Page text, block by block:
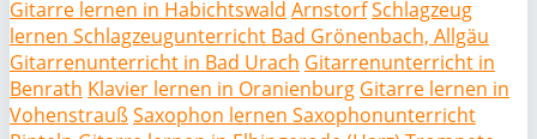
Gitarre lernen in Habichtswald ArnstorfSchlagzeug
lernen Schlagzeugunterricht Bad Grönenbach, Allgäu
Gitarrenunterricht in Bad Urach Gitarrenunterricht in
Benrath Klavier lernen in Oranienburg Gitarre lernen in
VohenstraußSaxophon lernen Saxophonunterricht